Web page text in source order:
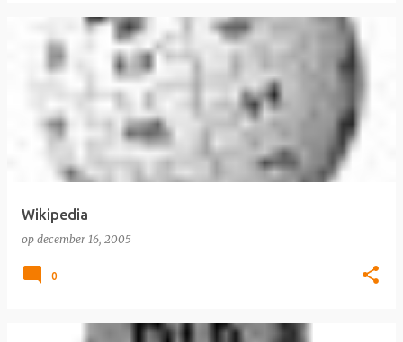
Wikipedia
op december 16, 2005
0